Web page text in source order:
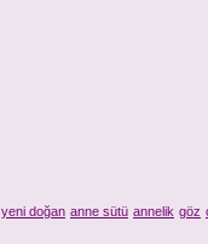
yeni doğan anne sütü annelik göz